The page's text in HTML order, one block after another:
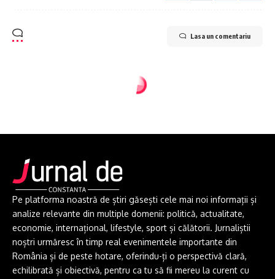
Lasa un comentariu
Pe platforma noastră de știri găsești cele mai noi informații și
analize relevante din multiple domenii: politică, actualitate,
economie, internațional, lifestyle, sport și călătorii. Jurnaliștii
noștri urmăresc în timp real evenimentele importante din
România și de peste hotare, oferindu-ți o perspectivă clară,
echilibrată și obiectivă, pentru ca tu să fii mereu la curent cu